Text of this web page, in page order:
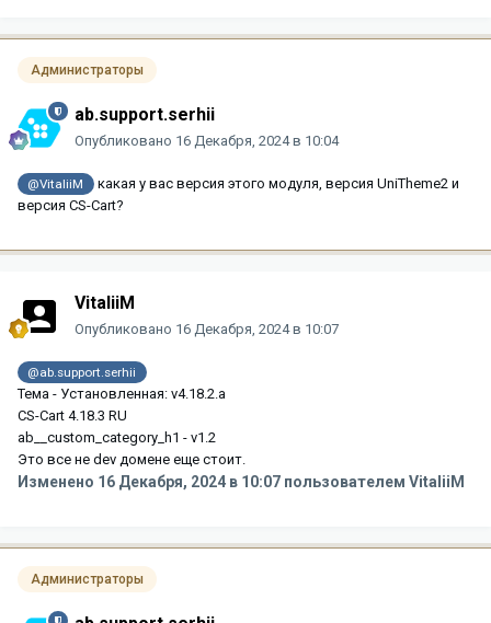
Администраторы
ab.support.serhii
Опубликовано 16 Декабря, 2024 в 10:04
@VitaliiM
какая у вас версия этого модуля, версия UniTheme2 и
версия CS-Cart?
VitaliiM
Опубликовано 16 Декабря, 2024 в 10:07
@ab.support.serhii
Тема - Установленная: v4.18.2.a
CS-Cart 4.18.3 RU
ab__custom_category_h1 - v1.2
Это все не dev домене еще стоит.
Изменено 16 Декабря, 2024 в 10:07 пользователем VitaliiM
Администраторы